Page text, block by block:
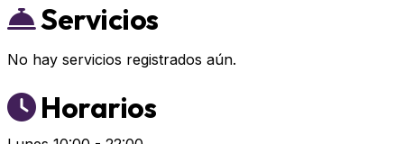
Servicios
No hay servicios registrados aún.
Horarios